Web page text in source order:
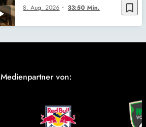
bookmark_border
8. Aug. 2026 33:50 Min.
Medienpartner von: